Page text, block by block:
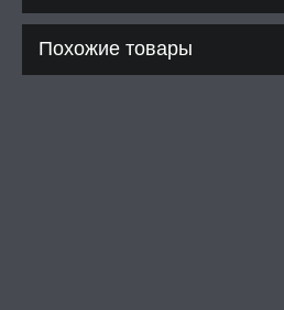
Похожие товары